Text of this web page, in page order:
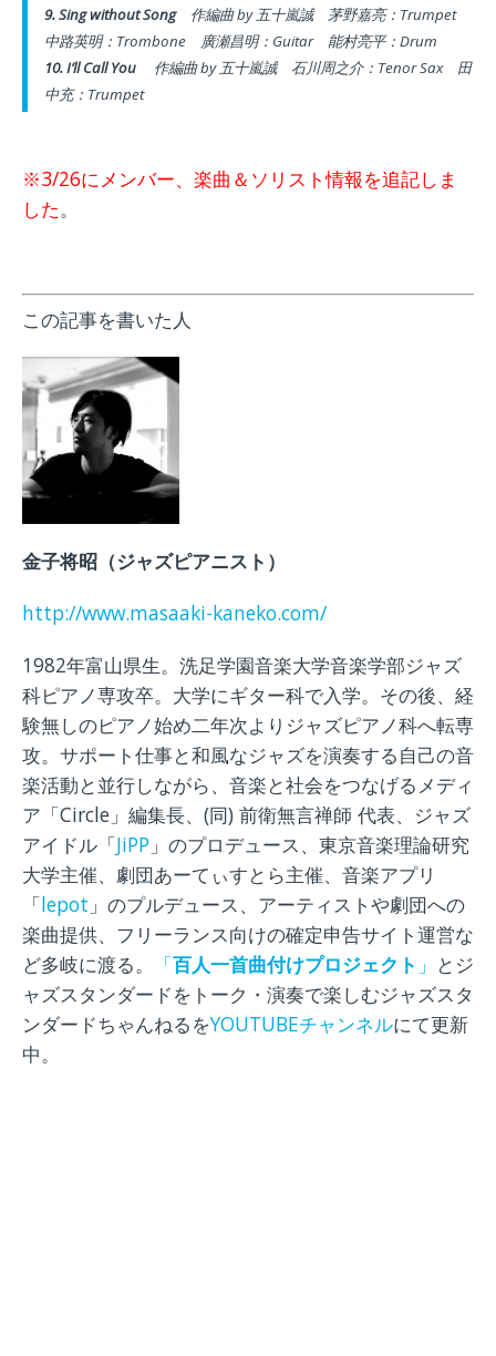
9. Sing without Song作編曲by 五十嵐誠 茅野嘉亮：Trumpet
中路英明：Trombone 廣瀬昌明：Guitar 能村亮平：Drum
10. I’ll Call You
作編曲 by 五十嵐誠 石川周之介：Tenor Sax 田
中充：Trumpet
※3/26にメンバー、楽曲＆ソリスト情報を追記しま
した。
この記事を書いた人
金子将昭（ジャズピアニスト）
http://www.masaaki-kaneko.com/
1982年富山県生。洗足学園音楽大学音楽学部ジャズ
科ピアノ専攻卒。大学にギター科で入学。その後、経
験無しのピアノ始め二年次よりジャズピアノ科へ転専
攻。サポート仕事と和風なジャズを演奏する自己の音
楽活動と並行しながら、音楽と社会をつなげるメディ
ア「Circle」編集長、(同) 前衛無言禅師 代表、ジャズ
アイドル「JiPP 」のプロデュース、東京音楽理論研究
大学主催、劇団あーてぃすとら主催、音楽アプリ
「lepot 」のプルデュース、アーティストや劇団への
楽曲提供、フリーランス向けの確定申告サイト運営な
ど多岐に渡る。
「百人一首曲付けプロジェクト 」 とジ
ャズスタンダードをトーク・演奏で楽しむジャズスタ
ンダードちゃんねるをYOUTUBEチャンネルにて更新
中。